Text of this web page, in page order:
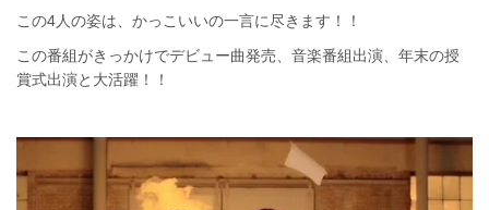
この4人の姿は、かっこいいの一言に尽きます！！
この番組がきっかけでデビュー曲発売、音楽番組出演、年末の授
賞式出演と大活躍！！